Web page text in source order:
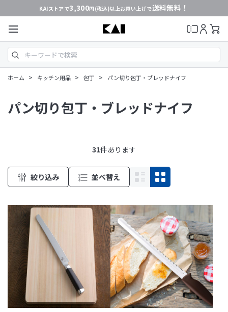
KAIストアで3,300円(税込)以上お買い上げで送料無料！
ホーム > キッチン用品 > 包丁 > パン切り包丁・ブレッドナイフ
パン切り包丁・ブレッドナイフ
31件あります
絞り込み 並べ替え